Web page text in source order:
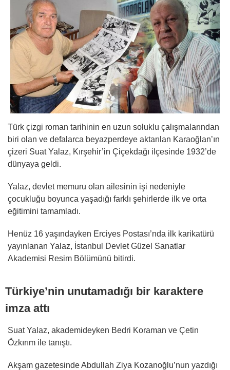
Türk çizgi roman tarihinin en uzun soluklu çalışmalarından
biri olan ve defalarca beyazperdeye aktarılan Karaoğlan’ın
çizeri Suat Yalaz, Kırşehir’in Çiçekdağı ilçesinde 1932’de
dünyaya geldi.
Yalaz, devlet memuru olan ailesinin işi nedeniyle
çocukluğu boyunca yaşadığı farklı şehirlerde ilk ve orta
eğitimini tamamladı.
Henüz 16 yaşındayken Erciyes Postası’nda ilk karikatürü
yayınlanan Yalaz, İstanbul Devlet Güzel Sanatlar
Akademisi Resim Bölümünü bitirdi.
Türkiye’nin unutamadığı bir karaktere
imza attı
Suat Yalaz, akademideyken Bedri Koraman ve Çetin
Özkırım ile tanıştı.
Akşam gazetesinde Abdullah Ziya Kozanoğlu’nun yazdığı